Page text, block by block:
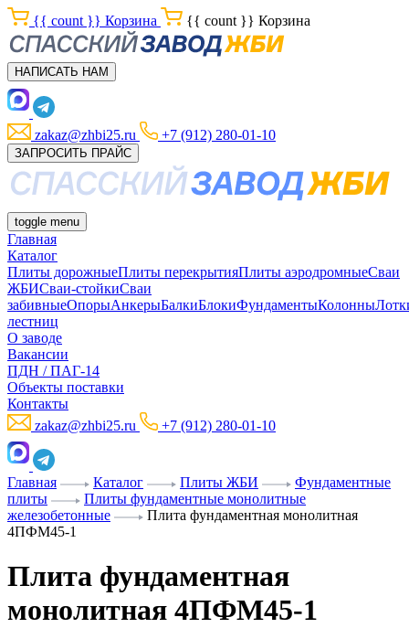
{{ count }} Корзина {{ count }} Корзина
НАПИСАТЬ НАМ
zakaz@zhbi25.ru +7 (912) 280-01-10
ЗАПРОСИТЬ ПРАЙС
toggle menu
Главная
Каталог
Плиты дорожныеПлиты перекрытияПлиты аэродромныеСваи
ЖБИСваи-стойкиСваи
забивныеОпорыАнкерыБалкиБлокиФундаментыКолонны
лестниц
О заводе
Вакансии
ПДН / ПАГ-14
Объекты поставки
Контакты
zakaz@zhbi25.ru
+7 (912) 280-01-10
Главная Каталог Плиты ЖБИ
Фундаментные
плиты
Плиты фундаментные монолитные
железобетонные
Плита фундаментная монолитная
4ПФМ45-1
Плита фундаментная
монолитная 4ПФМ45-1